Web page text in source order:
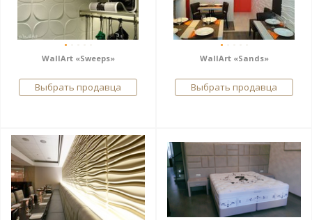
WallArt «Sweeps»
Выбрать продавца
WallArt «Sands»
Выбрать продавца